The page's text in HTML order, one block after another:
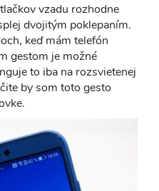
vzadu rozhodne
dvojitým poklepaním.
keď mám telefón
gestom je možné
to iba na rozsvietenej
by som toto gesto